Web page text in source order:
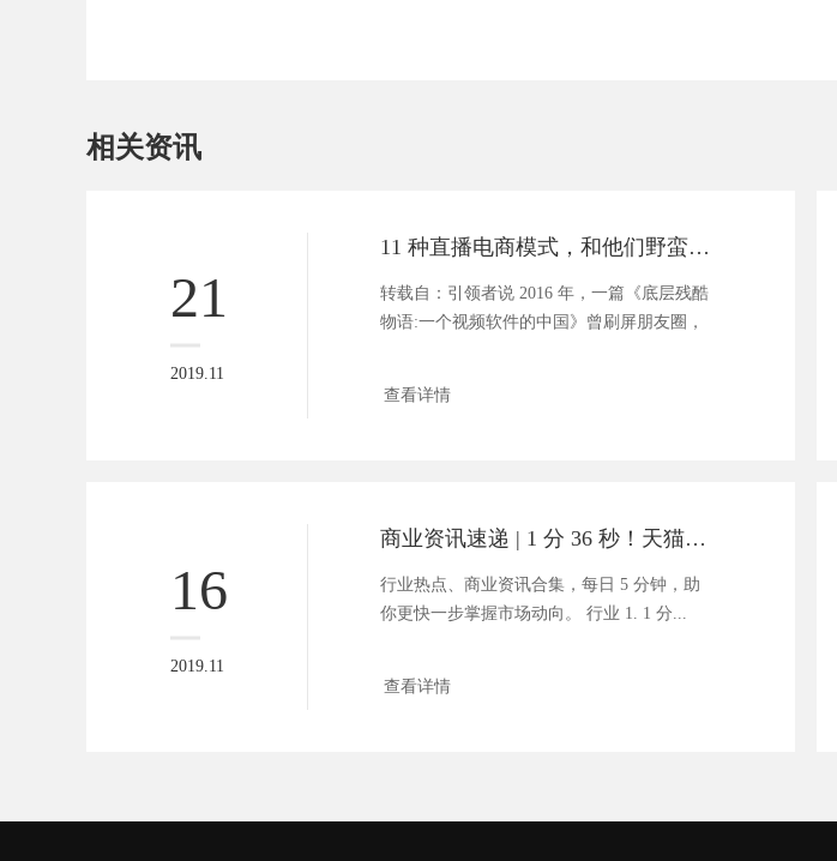
相关资讯
21
2019.11
11 种直播电商模式，和他们野蛮增长背后的人性洞察
转载自：引领者说 2016 年，一篇《底层残酷
物语:一个视频软件的中国》曾刷屏朋友圈，
查看详情
16
2019.11
商业资讯速递 | 1 分 36 秒！天猫双 11 成交量破百亿
行业热点、商业资讯合集，每日 5 分钟，助
你更快一步掌握市场动向。 行业 1. 1 分...
查看详情